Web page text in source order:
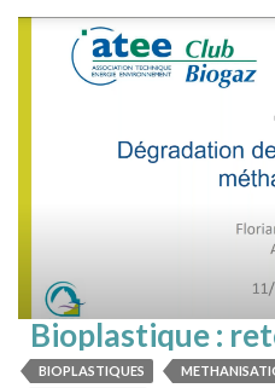
commercial a été utilisé pour
Bioplastique :
webinaire ATEE/
BIOPLASTIQUES